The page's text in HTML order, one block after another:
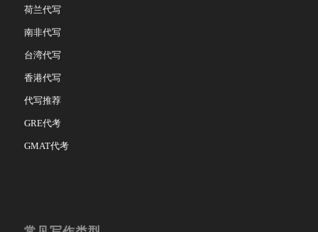
荷兰代写
南非代写
台湾代写
香港代写
代写推荐
GRE代考
GMAT代考